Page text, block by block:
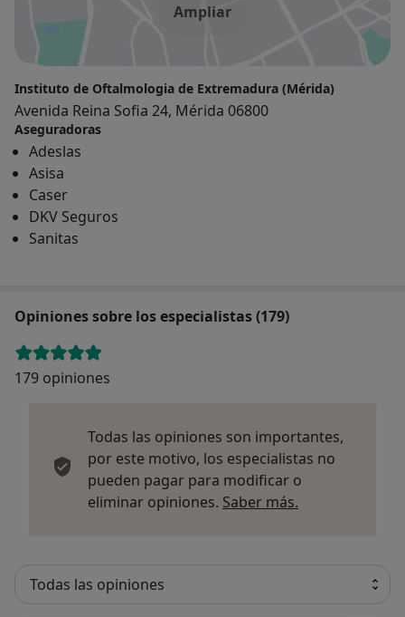
Ampliar
Instituto de Oftalmologia de Extremadura (Mérida)
Avenida Reina Sofia 24, Mérida 06800
Aseguradoras
Adeslas
Asisa
Caser
DKV Seguros
Sanitas
Opiniones sobre los especialistas (179)
179 opiniones
Todas las opiniones son importantes,
por este motivo, los especialistas no
pueden pagar para modificar o
eliminar opiniones. Saber más.